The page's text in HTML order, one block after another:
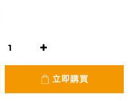
立即購買